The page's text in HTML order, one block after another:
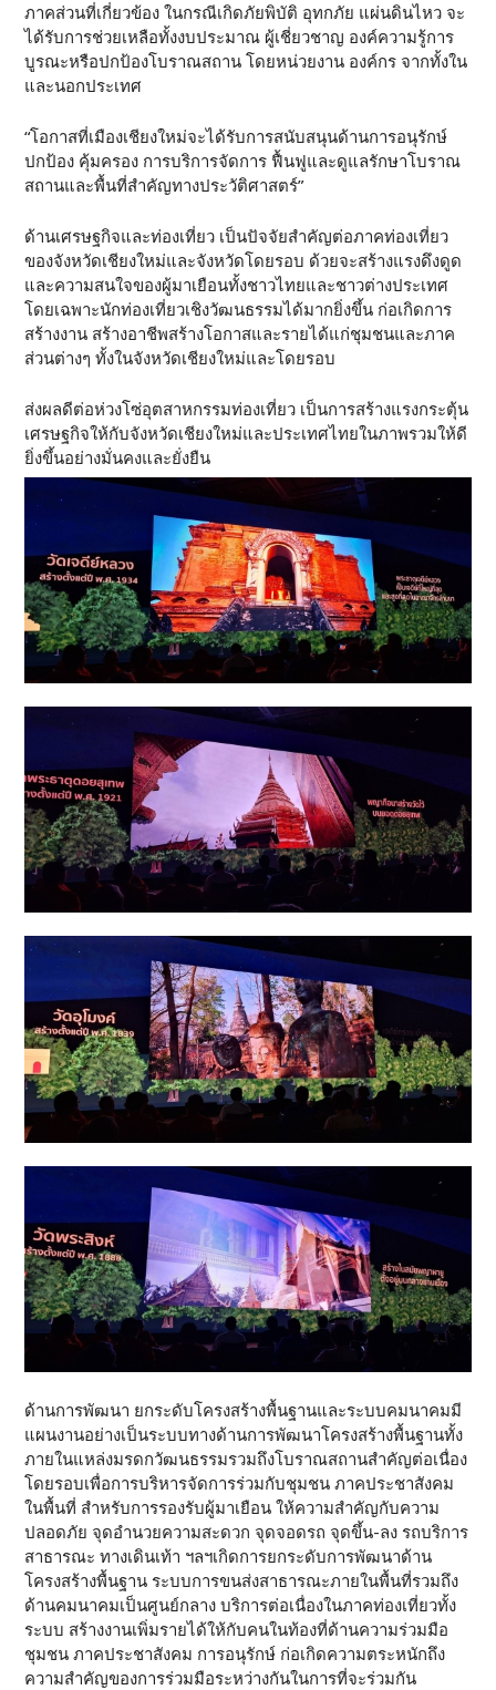
ภาคส่วนที่เกี่ยวข้อง ในกรณีเกิดภัยพิบัติ อุทกภัย แผ่นดินไหว จะ
ได้รับการช่วยเหลือทั้งงบประมาณ ผู้เชี่ยวชาญ องค์ความรู้การ
บูรณะหรือปกป้องโบราณสถาน โดยหน่วยงาน องค์กร จากทั้งใน
และนอกประเทศ
“โอกาสที่เมืองเชียงใหม่จะได้รับการสนับสนุนด้านการอนุรักษ์
ปกป้อง คุ้มครอง การบริการจัดการ ฟื้นฟูและดูแลรักษาโบราณ
สถานและพื้นที่สำคัญทางประวัติศาสตร์”
ด้านเศรษฐกิจและท่องเที่ยว เป็นปัจจัยสำคัญต่อภาคท่องเที่ยว
ของจังหวัดเชียงใหม่และจังหวัดโดยรอบ ด้วยจะสร้างแรงดึงดูด
และความสนใจของผู้มาเยือนทั้งชาวไทยและชาวต่างประเทศ
โดยเฉพาะนักท่องเที่ยวเชิงวัฒนธรรมได้มากยิ่งขึ้น ก่อเกิดการ
สร้างงาน สร้างอาชีพสร้างโอกาสและรายได้แก่ชุมชนและภาค
ส่วนต่างๆ ทั้งในจังหวัดเชียงใหม่และโดยรอบ
ส่งผลดีต่อห่วงโซ่อุตสาหกรรมท่องเที่ยว เป็นการสร้างแรงกระตุ้น
เศรษฐกิจให้กับจังหวัดเชียงใหม่และประเทศไทยในภาพรวมให้ดี
ยิ่งขึ้นอย่างมั่นคงและยั่งยืน
ด้านการพัฒนา ยกระดับโครงสร้างพื้นฐานและระบบคมนาคมมี
แผนงานอย่างเป็นระบบทางด้านการพัฒนาโครงสร้างพื้นฐานทั้ง
ภายในแหล่งมรดกวัฒนธรรมรวมถึงโบราณสถานสำคัญต่อเนื่อง
โดยรอบเพื่อการบริหารจัดการร่วมกับชุมชน ภาคประชาสังคม
ในพื้นที่ สำหรับการรองรับผู้มาเยือน ให้ความสำคัญกับความ
ปลอดภัย จุดอำนวยความสะดวก จุดจอดรถ จุดขึ้น-ลง รถบริการ
สาธารณะ ทางเดินเท้า ฯลฯเกิดการยกระดับการพัฒนาด้าน
โครงสร้างพื้นฐาน ระบบการขนส่งสาธารณะภายในพื้นที่รวมถึง
ด้านคมนาคมเป็นศูนย์กลาง บริการต่อเนื่องในภาคท่องเที่ยวทั้ง
ระบบ สร้างงานเพิ่มรายได้ให้กับคนในท้องที่ด้านความร่วมมือ
ชุมชน ภาคประชาสังคม การอนุรักษ์ ก่อเกิดความตระหนักถึง
ความสำคัญของการร่วมมือระหว่างกันในการที่จะร่วมกัน